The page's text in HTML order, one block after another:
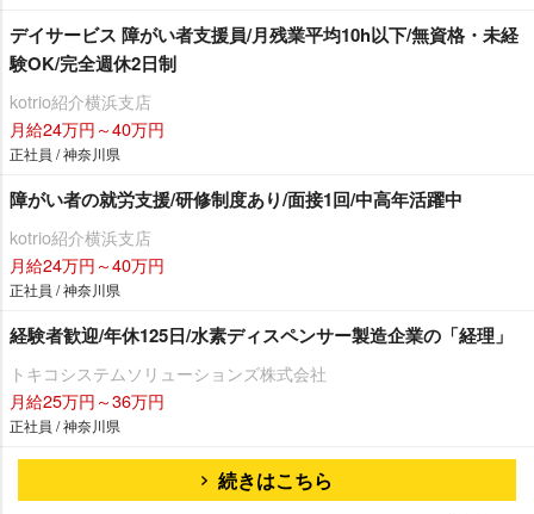
デイサービス 障がい者支援員/月残業平均10h以下/無資格・未経
験OK/完全週休2日制
kotrio紹介横浜支店
月給24万円～40万円
正社員 / 神奈川県
障がい者の就労支援/研修制度あり/面接1回/中高年活躍中
kotrio紹介横浜支店
月給24万円～40万円
正社員 / 神奈川県
経験者歓迎/年休125日/水素ディスペンサー製造企業の「経理」
トキコシステムソリューションズ株式会社
月給25万円～36万円
正社員 / 神奈川県
続きはこちら